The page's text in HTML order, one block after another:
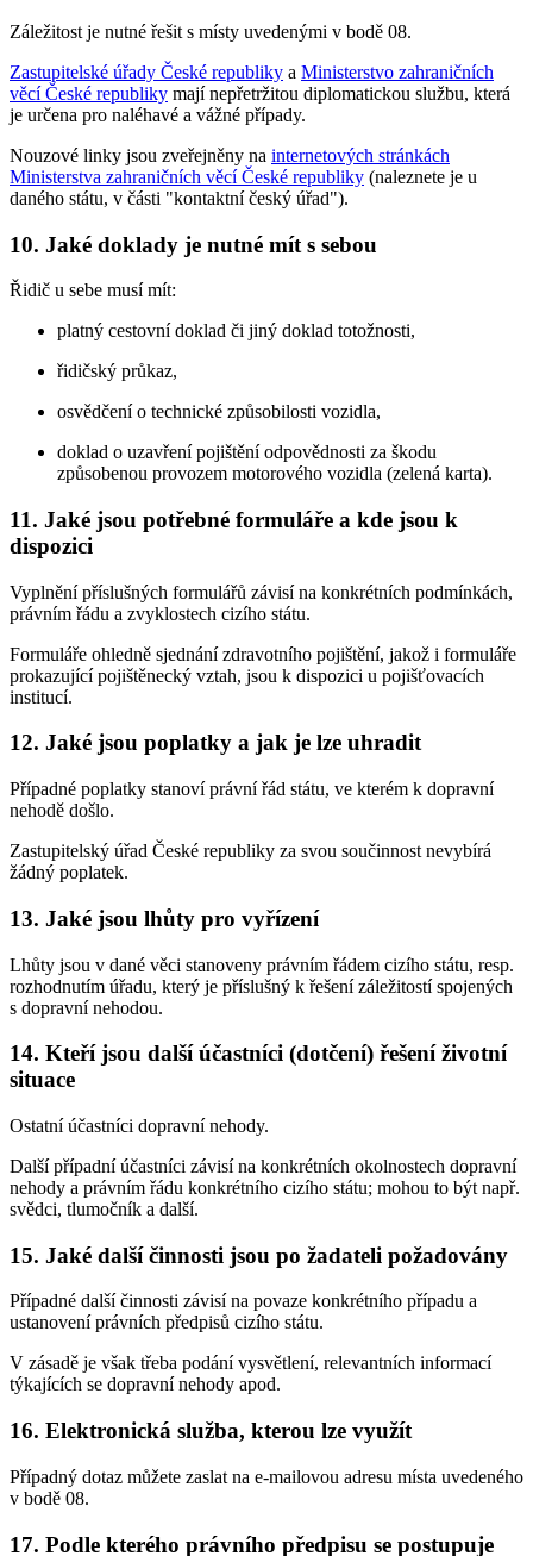
Záležitost je nutné řešit s místy uvedenými v bodě 08.
Zastupitelské úřady České republiky a Ministerstvo zahraničních
věcí České republiky mají nepřetržitou diplomatickou službu, která
je určena pro naléhavé a vážné případy.
Nouzové linky jsou zveřejněny na internetových stránkách
Ministerstva zahraničních věcí České republiky (naleznete je u
daného státu, v části "kontaktní český úřad").
10. Jaké doklady je nutné mít s sebou
Řidič u sebe musí mít:
platný cestovní doklad či jiný doklad totožnosti,
řidičský průkaz,
osvědčení o technické způsobilosti vozidla,
doklad o uzavření pojištění odpovědnosti za škodu
způsobenou provozem motorového vozidla (zelená karta).
11. Jaké jsou potřebné formuláře a kde jsou k
dispozici
Vyplnění příslušných formulářů závisí na konkrétních podmínkách,
právním řádu a zvyklostech cizího státu.
Formuláře ohledně sjednání zdravotního pojištění, jakož i formuláře
prokazující pojištěnecký vztah, jsou k dispozici u pojišťovacích
institucí.
12. Jaké jsou poplatky a jak je lze uhradit
Případné poplatky stanoví právní řád státu, ve kterém k dopravní
nehodě došlo.
Zastupitelský úřad České republiky za svou součinnost nevybírá
žádný poplatek.
13. Jaké jsou lhůty pro vyřízení
Lhůty jsou v dané věci stanoveny právním řádem cizího státu, resp.
rozhodnutím úřadu, který je příslušný k řešení záležitostí spojených
s dopravní nehodou.
14. Kteří jsou další účastníci (dotčení) řešení životní
situace
Ostatní účastníci dopravní nehody.
Další případní účastníci závisí na konkrétních okolnostech dopravní
nehody a právním řádu konkrétního cizího státu; mohou to být např.
svědci, tlumočník a další.
15. Jaké další činnosti jsou po žadateli požadovány
Případné další činnosti závisí na povaze konkrétního případu a
ustanovení právních předpisů cizího státu.
V zásadě je však třeba podání vysvětlení, relevantních informací
týkajících se dopravní nehody apod.
16. Elektronická služba, kterou lze využít
Případný dotaz můžete zaslat na e-mailovou adresu místa uvedeného
v bodě 08.
17. Podle kterého právního předpisu se postupuje